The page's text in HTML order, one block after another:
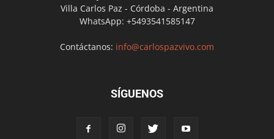
Villa Carlos Paz - Córdoba - Argentina
WhatsApp: +5493541585147
Contáctanos: info@carlospazvivo.com
SÍGUENOS